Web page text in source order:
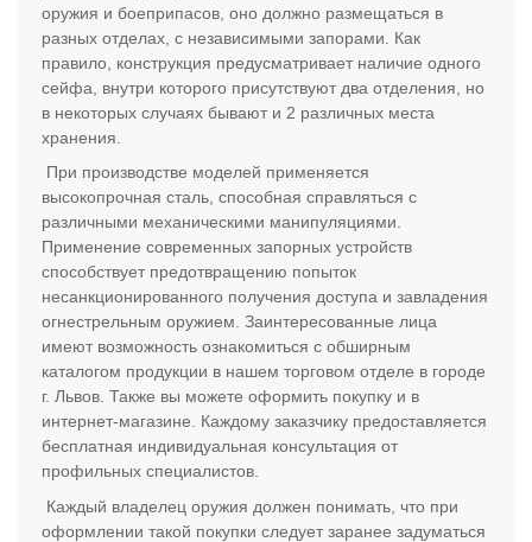
оружия и боеприпасов, оно должно размещаться в
разных отделах, с независимыми запорами. Как
правило, конструкция предусматривает наличие одного
сейфа, внутри которого присутствуют два отделения, но
в некоторых случаях бывают и 2 различных места
хранения.
При производстве моделей применяется
высокопрочная сталь, способная справляться с
различными механическими манипуляциями.
Применение современных запорных устройств
способствует предотвращению попыток
несанкционированного получения доступа и завладения
огнестрельным оружием. Заинтересованные лица
имеют возможность ознакомиться с обширным
каталогом продукции в нашем торговом отделе в городе
г. Львов. Также вы можете оформить покупку и в
интернет-магазине. Каждому заказчику предоставляется
бесплатная индивидуальная консультация от
профильных специалистов.
Каждый владелец оружия должен понимать, что при
оформлении такой покупки следует заранее задуматься